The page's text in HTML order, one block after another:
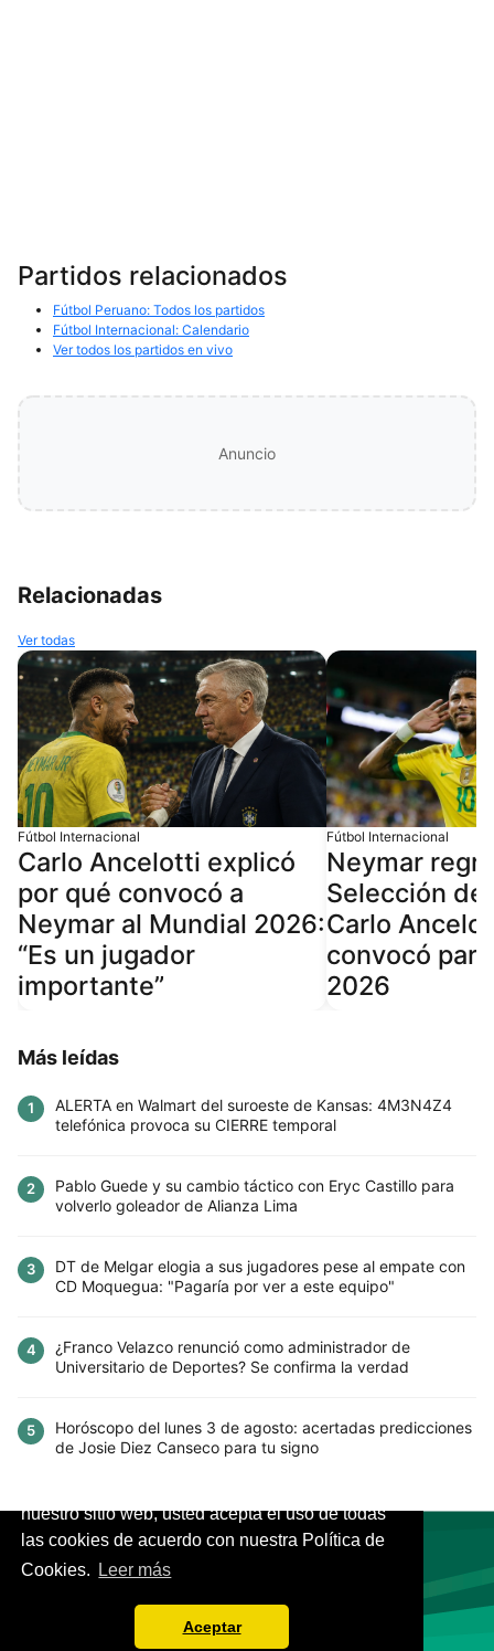
Este sitio utiliza cookies para mejorar la
nuestro sitio web, usted acepta el uso de todas
las cookies de acuerdo con nuestra Política de
Cookies.
Leer más
Aceptar
Partidos relacionados
Fútbol Peruano: Todos los partidos
Fútbol Internacional: Calendario
Ver todos los partidos en vivo
Anuncio
Relacionadas
Ver todas
Fútbol Internacional
Carlo Ancelotti explicó
por qué convocó a
Neymar al Mundial 2026:
“Es un jugador
importante”
Fútbol Internacional
Neymar
Selección de
Carlo
convocó
2026
Más leídas
1
ALERTA en Walmart del suroeste de Kansas: 4M3N4Z4
telefónica provoca su CIERRE temporal
2
Pablo Guede y su cambio táctico con Eryc Castillo para
volverlo goleador de Alianza Lima
3
DT de Melgar elogia a sus jugadores pese al empate con
CD Moquegua: "Pagaría por ver a este equipo"
4
¿Franco Velazco renunció como administrador de
Universitario de Deportes? Se confirma la verdad
5
Horóscopo del lunes 3 de agosto: acertadas predicciones
de Josie Diez Canseco para tu signo